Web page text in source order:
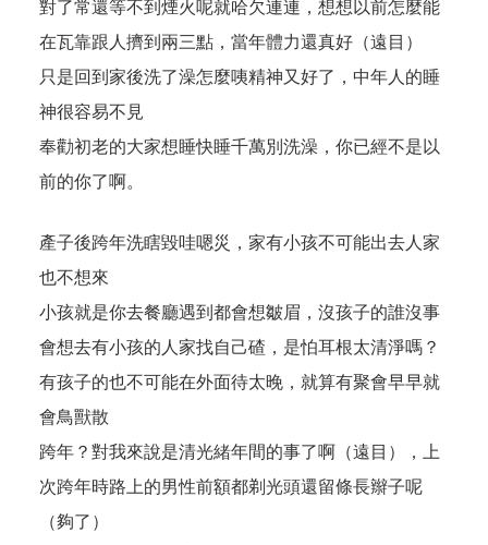
對了常還等不到煙火呢就哈欠連連，想想以前怎麼能
在瓦靠跟人擠到兩三點，當年體力還真好（遠目）
只是回到家後洗了澡怎麼咦精神又好了，中年人的睡
神很容易不見
奉勸初老的大家想睡快睡千萬別洗澡，你已經不是以
前的你了啊。
產子後跨年洗瞎毀哇嗯災，家有小孩不可能出去人家
也不想來
小孩就是你去餐廳遇到都會想皺眉，沒孩子的誰沒事
會想去有小孩的人家找自己碴，是怕耳根太清淨嗎？
有孩子的也不可能在外面待太晚，就算有聚會早早就
會鳥獸散
跨年？對我來說是清光緒年間的事了啊（遠目），上
次跨年時路上的男性前額都剃光頭還留條長辮子呢
（夠了）